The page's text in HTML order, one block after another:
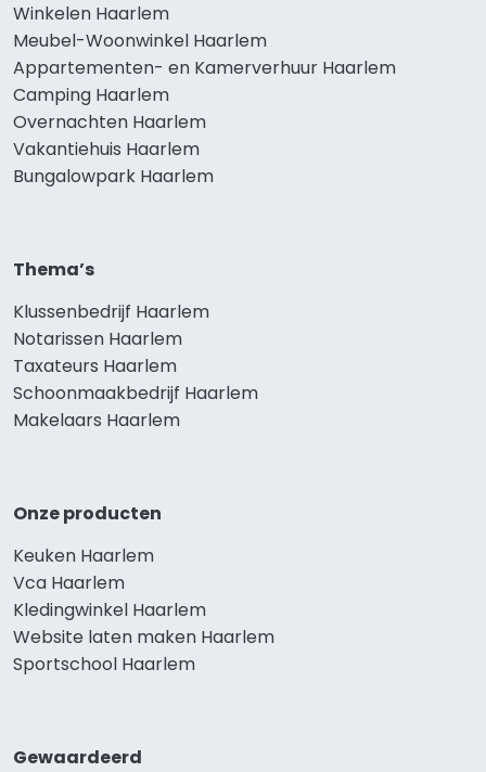
Winkelen Haarlem
Meubel-Woonwinkel Haarlem
Appartementen- en Kamerverhuur Haarlem
Camping Haarlem
Overnachten Haarlem
Vakantiehuis Haarlem
Bungalowpark Haarlem
Thema’s
Klussenbedrijf Haarlem
Notarissen Haarlem
Taxateurs Haarlem
Schoonmaakbedrijf Haarlem
Makelaars Haarlem
Onze producten
Keuken Haarlem
Vca Haarlem
Kledingwinkel Haarlem
Website laten maken Haarlem
Sportschool Haarlem
Gewaardeerd